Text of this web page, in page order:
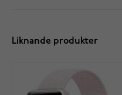
Liknande produkter